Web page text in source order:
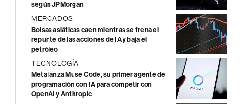
según JPMorgan
MERCADOS
Bolsas asiáticas caen mientras se frena el
repunte de las acciones de IA y baja el
petróleo
TECNOLOGÍA
Meta lanza Muse Code, su primer agente de
programación con IA para competir con
OpenAI y Anthropic